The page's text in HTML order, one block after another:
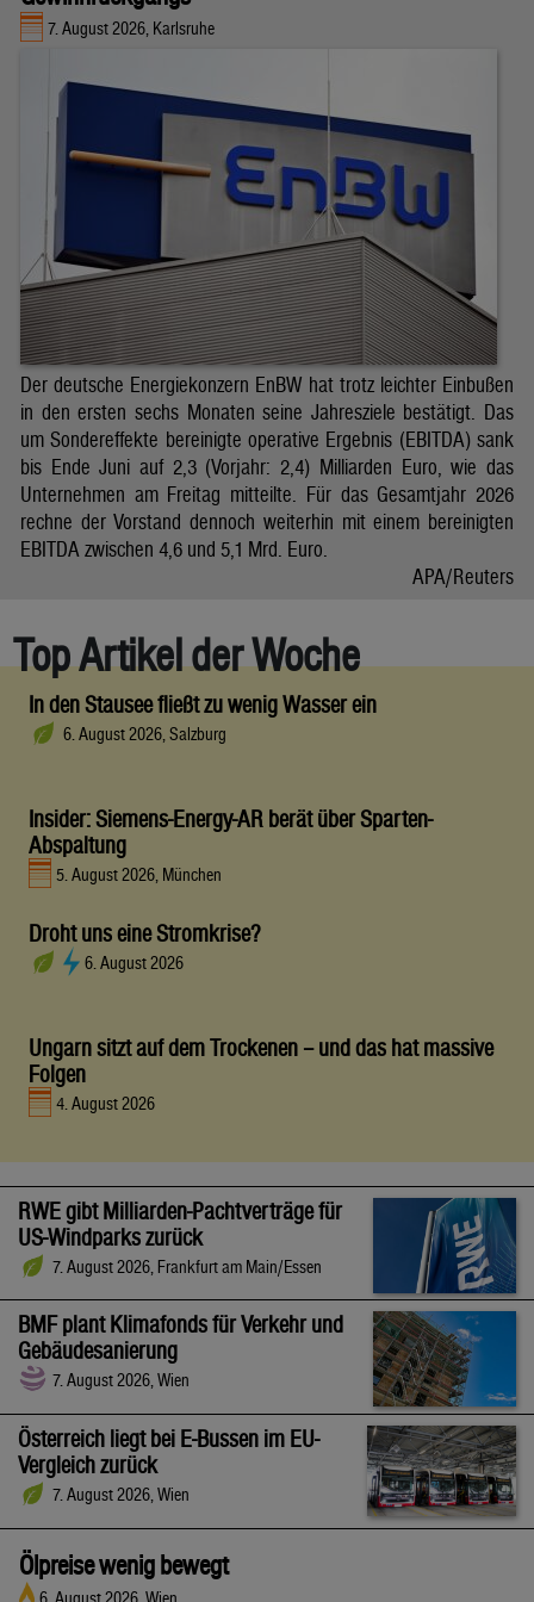
7. August 2026, Karlsruhe
Der deutsche Energiekonzern EnBW hat trotz leichter Einbußen
in den ersten sechs Monaten seine Jahresziele bestätigt. Das
um Sondereffekte bereinigte operative Ergebnis (EBITDA) sank
bis Ende Juni auf 2,3 (Vorjahr: 2,4) Milliarden Euro, wie das
Unternehmen am Freitag mitteilte. Für das Gesamtjahr 2026
rechne der Vorstand dennoch weiterhin mit einem bereinigten
EBITDA zwischen 4,6 und 5,1 Mrd. Euro.
APA/Reuters
Top Artikel der Woche
In den Stausee fließt zu wenig Wasser ein
6. August 2026, Salzburg
Insider: Siemens-Energy-AR berät über Sparten-
Abspaltung
5. August 2026, München
Droht uns eine Stromkrise?
6. August 2026
Ungarn sitzt auf dem Trockenen – und das hat massive
Folgen
4. August 2026
RWE gibt Milliarden-Pachtverträge für
US-Windparks zurück
7. August 2026, Frankfurt am Main/Essen
BMF plant Klimafonds für Verkehr und
Gebäudesanierung
7. August 2026, Wien
Österreich liegt bei E-Bussen im EU-
Vergleich zurück
7. August 2026, Wien
Ölpreise wenig bewegt